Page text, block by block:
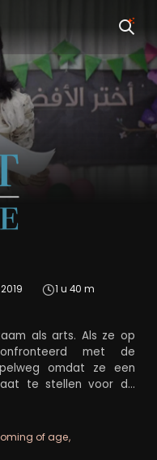
The Perfect
2019 1 u 40 m
als arts. Als ze op
met de
omdat ze een
te stellen voor de
Deze beslissing
probeert ze hun
dat zij als vrouw ook
of age